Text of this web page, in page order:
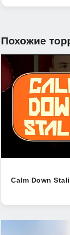
Похожие
Calm Down